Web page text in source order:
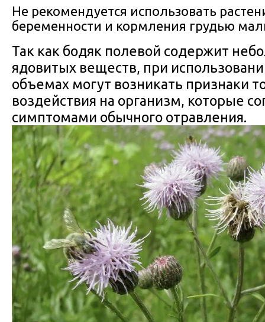
Не рекомендуется использовать
беременности и кормления грудью
Так как бодяк полевой содержит
ядовитых веществ, при
объемах могут возникать признаки
воздействия на организм, которые
симптомами обычного отравления.